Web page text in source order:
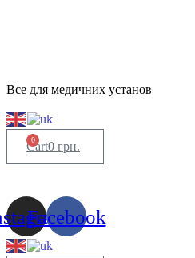
Все для медичних установ
0 грн.
0
Cart
Facebook